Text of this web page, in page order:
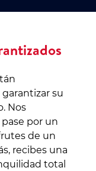
su
Nos
por un
de un
recibes una
total